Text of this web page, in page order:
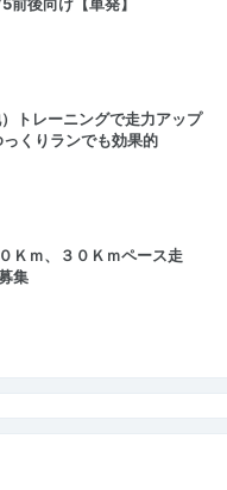
トレーニングで走力アップ
くりランでも効果的
Ｋｍ、３０Ｋｍペース走
集